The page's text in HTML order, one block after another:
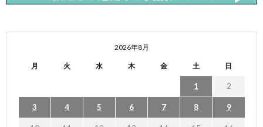
2026年8月
月 火 水 木 金 土 日
1 2
3 4 5 6 7 8 9